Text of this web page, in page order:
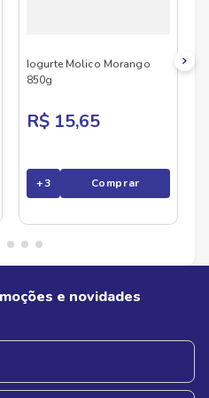
Iogurte Molico Morango
850g
R$ 15,65
+3 Comprar
e novidades